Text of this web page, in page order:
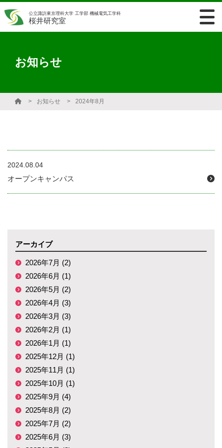
公立諏訪東京理科大学 工学部 機械電気工学科
桜井研究室
お知らせ
お知らせ 2024年8月
2024.08.04
オープンキャンパス
アーカイブ
2026年7月 (2)
2026年6月 (1)
2026年5月 (2)
2026年4月 (3)
2026年3月 (3)
2026年2月 (1)
2026年1月 (1)
2025年12月 (1)
2025年11月 (1)
2025年10月 (1)
2025年9月 (4)
2025年8月 (2)
2025年7月 (2)
2025年6月 (3)